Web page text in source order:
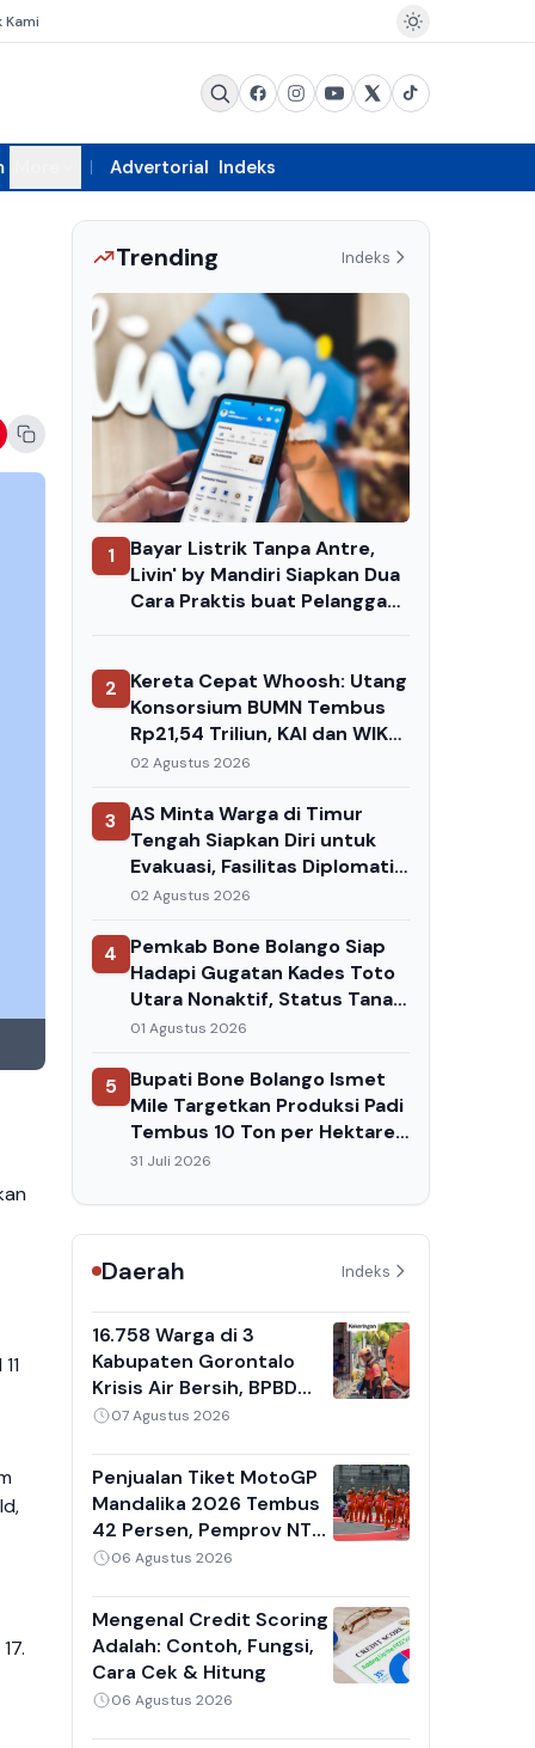
Kami
Advertorial Indeks
Trending Indeks
1
Bayar Listrik Tanpa Antre,
Livin' by Mandiri Siapkan Dua
Cara Praktis buat Pelanggan
2 Kereta Cepat Whoosh: Utang
Konsorsium BUMN Tembus
Rp21,54 Triliun, KAI dan WIKA
Terpukul — Danantara
02 Agustus 2026
3
AS Minta Warga di Timur
Tengah Siapkan Diri untuk
Evakuasi, Fasilitas Diplomatik
Berpotensi Jadi Target
02 Agustus 2026
4 Pemkab Bone Bolango Siap
Hadapi Gugatan Kades Toto
Utara Nonaktif, Status Tanah
Jadi Sorotan
01 Agustus 2026
5 Bupati Bone Bolango Ismet
Mile Targetkan Produksi Padi
Tembus 10 Ton per Hektare,
Ini Strateginya
31 Juli 2026
Daerah Indeks
16.758 Warga di 3
Kabupaten Gorontalo
Krisis Air Bersih, BPBD
Tetapkan Status Siaga
07 Agustus 2026
Penjualan Tiket MotoGP
Mandalika 2026 Tembus
42 Persen, Pemprov NTB
Targetkan 150 Ribu
06 Agustus 2026
Mengenal Credit Scoring
Adalah: Contoh, Fungsi,
Cara Cek & Hitung
06 Agustus 2026